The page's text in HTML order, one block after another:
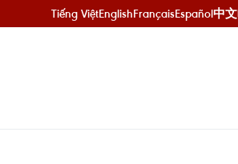
Tiếng ViệtEnglishFrançaisEspañol中文